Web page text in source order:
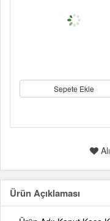
Sepete Ekle
Ürün Açıklaması